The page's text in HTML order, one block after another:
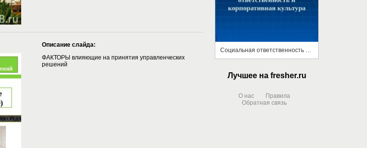
Описание слайда:
ФАКТОРЫ влияющие на принятия управленческих
решений
Социальная ответственность и корпоративная культура
Лучшее на fresher.ru
О нас
Правила
Обратная связь